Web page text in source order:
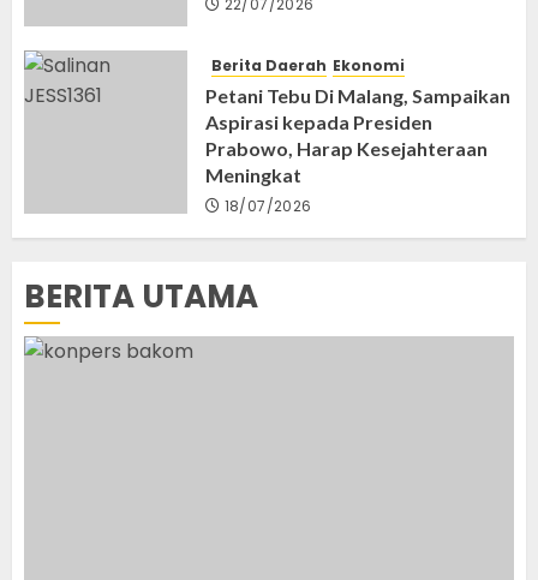
28/07/2026
Nasional News
Misteri Kematian Sutrimo, Penjaga Rumah
Eks Jampidsus Febrie Adriansyah Masih
Diselidiki Polisi
27/07/2026
Berita Daerah Ekonomi
Petani Tebu Di Malang, Sampaikan
Aspirasi kepada Presiden
Prabowo, Harap Kesejahteraan
Meningkat
18/07/2026
BERITA UTAMA